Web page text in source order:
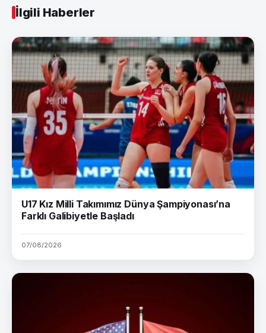
İlgili Haberler
U17 Kız Milli Takımımız Dünya Şampiyonası’na
Farklı Galibiyetle Başladı
07/08/2026